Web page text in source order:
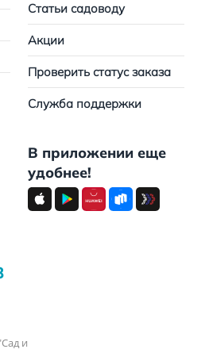
Статьи садоводу
Акции
Проверить статус заказа
Служба поддержки
и
В приложении еще
удобнее!